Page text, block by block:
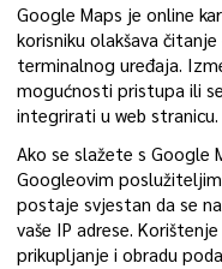
Google Maps je online
korisniku olakšava
terminalnog uređaja.
mogućnosti pristupa ili
integrirati u web stranicu.
Ako se slažete s Google
Googleovim
postaje svjestan da se
vaše IP adrese.
prikupljanje i obradu